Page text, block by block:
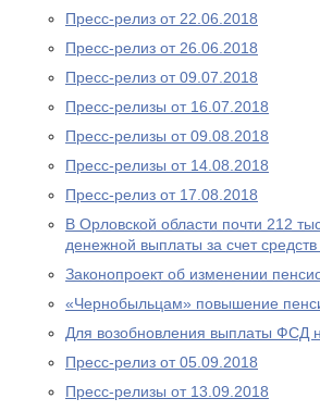
Пресс-релиз от 22.06.2018
Пресс-релиз от 26.06.2018
Пресс-релиз от 09.07.2018
Пресс-релизы от 16.07.2018
Пресс-релизы от 09.08.2018
Пресс-релизы от 14.08.2018
Пресс-релиз от 17.08.2018
В Орловской области почти 212
денежной выплаты за счет
Законопроект об изменении
«Чернобыльцам» повышение
Для возобновления выплаты ФСД
Пресс-релиз от 05.09.2018
Пресс-релизы от 13.09.2018